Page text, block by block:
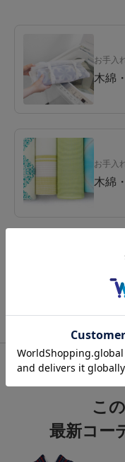
お手入れ
木綿
お手入れ
木綿
関連コ
シー
徹底
関連カテゴリ：着物/木
こ
最新コー